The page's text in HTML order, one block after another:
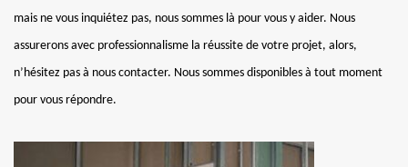
mais ne vous inquiétez pas, nous sommes là pour vous y aider. Nous
assurerons avec professionnalisme la réussite de votre projet, alors,
n’hésitez pas à nous contacter. Nous sommes disponibles à tout moment
pour vous répondre.